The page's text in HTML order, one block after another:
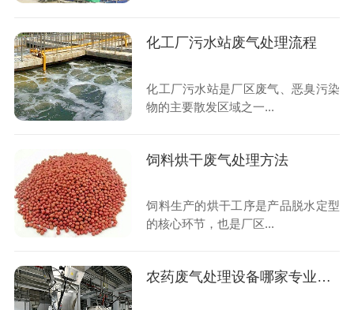
化工厂污水站废气处理流程
化工厂污水站是厂区废气、恶臭污染
物的主要散发区域之一...
饲料烘干废气处理方法
饲料生产的烘干工序是产品脱水定型
的核心环节，也是厂区...
农药废气处理设备哪家专业靠谱